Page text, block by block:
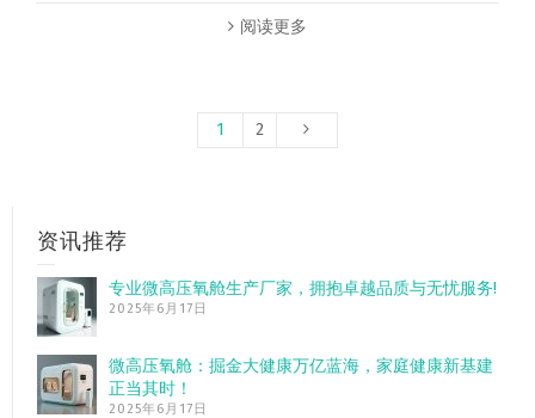
阅读更多
1 2
资讯推荐
专业微高压氧舱生产厂家，拥抱卓越品质与无忧服务!
2025年6月17日
微高压氧舱：掘金大健康万亿蓝海，家庭健康新基建
正当其时！
2025年6月17日